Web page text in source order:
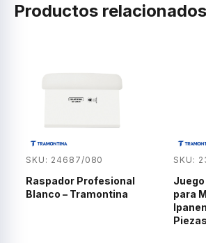
Productos relacionados
SKU: 24687/080
Raspador Profesional
Blanco – Tramontina
SKU:
para